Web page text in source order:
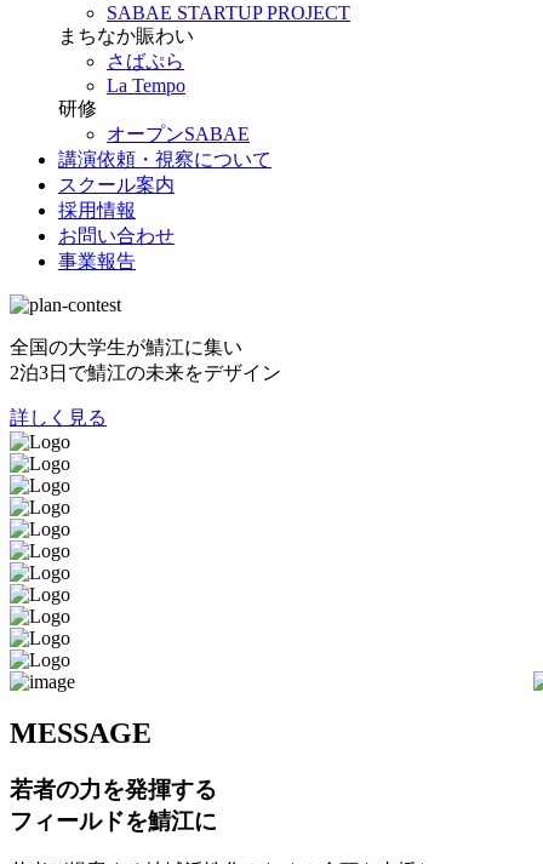
SABAE STARTUP PROJECT
まちなか賑わい
さばぷら
La Tempo
研修
オープンSABAE
講演依頼・視察について
スクール案内
採用情報
お問い合わせ
事業報告
全国の大学生が鯖江に集い
2泊3日で鯖江の未来をデザイン
詳しく見る
MESSAGE
若者の力を発揮する
フィールドを鯖江に